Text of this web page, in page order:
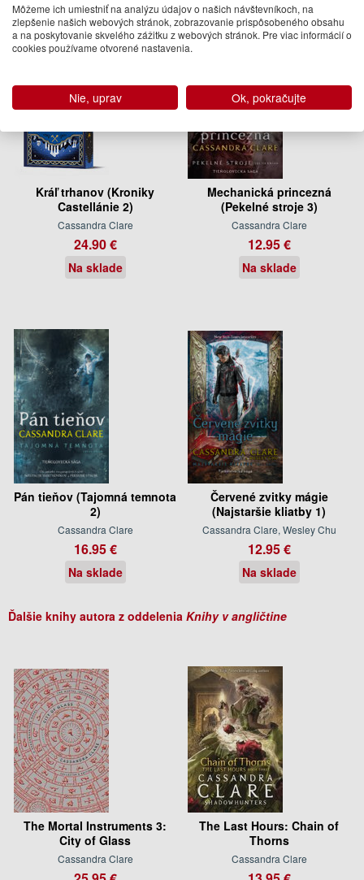
Kráľ trhanov (Kroniky
Castellánie 2)
Cassandra Clare
24.90 €
Na sklade
Mechanická princezná
(Pekelné stroje 3)
Cassandra Clare
12.95 €
Na sklade
Pán tieňov (Tajomná temnota
2)
Cassandra Clare
16.95 €
Na sklade
Červené zvitky mágie
(Najstaršie kliatby 1)
Cassandra Clare, Wesley Chu
12.95 €
Na sklade
Ďalšie knihy autora z oddelenia Knihy v angličtine
The Mortal Instruments 3:
City of Glass
Cassandra Clare
The Last Hours: Chain of
Thorns
Cassandra Clare
Môžeme ich umiestniť na analýzu údajov o našich návštevníkoch, na
zlepšenie našich webových stránok, zobrazovanie prispôsobeného obsahu
a na poskytovanie skvelého zážitku z webových stránok. Pre viac informácií o
cookies používame otvorené nastavenia.
Nie, uprav Ok, pokračujte